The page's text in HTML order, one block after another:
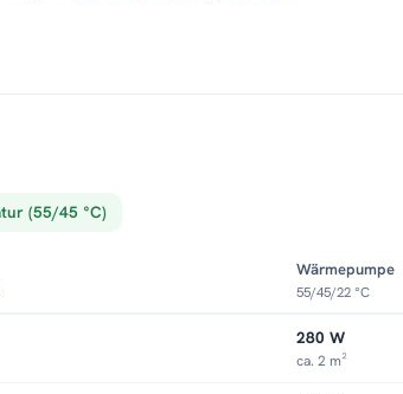
(55/45 °C)
Wärmepumpe
55/45/22 °C
280 W
ca. 2 m²